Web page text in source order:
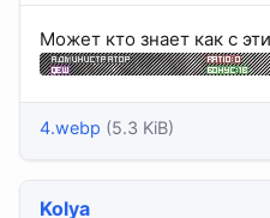
Может кто знает как с
4.webp (5.3 KiB)
Kolya